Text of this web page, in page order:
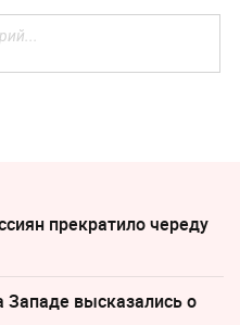
прекратило череду
Западе высказались о